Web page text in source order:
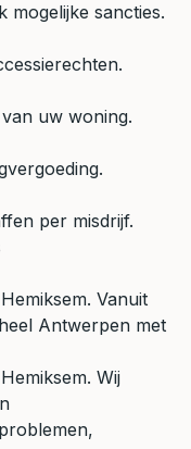
mogelijke sancties.
uw woning.
per misdrijf.
Vanuit
Antwerpen met
Wij